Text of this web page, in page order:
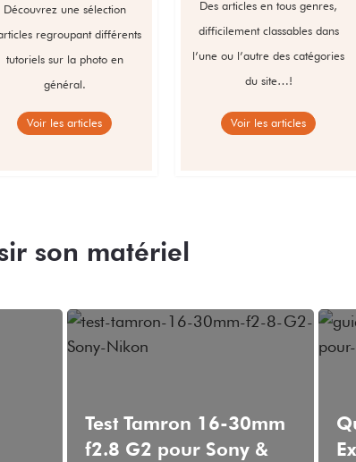
Découvrez une sélection
regroupant différents
tutoriels sur la photo en
général.
Voir les articles
Des articles en tous genres,
difficilement classables dans
l’une ou l’autre des catégories
du site…!
Voir les articles
son matériel
Test Tamron 16-30mm
f2.8 G2 pour Sony &